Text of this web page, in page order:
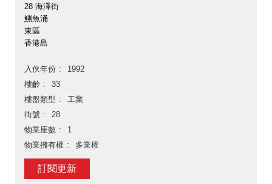
28 海澤街
鰂魚涌
東區
香港島
入伙年份
1992
樓齡
33
樓盤類型
工業
街號
28
物業座數
1
物業擁有權
多業權
訂閱更新